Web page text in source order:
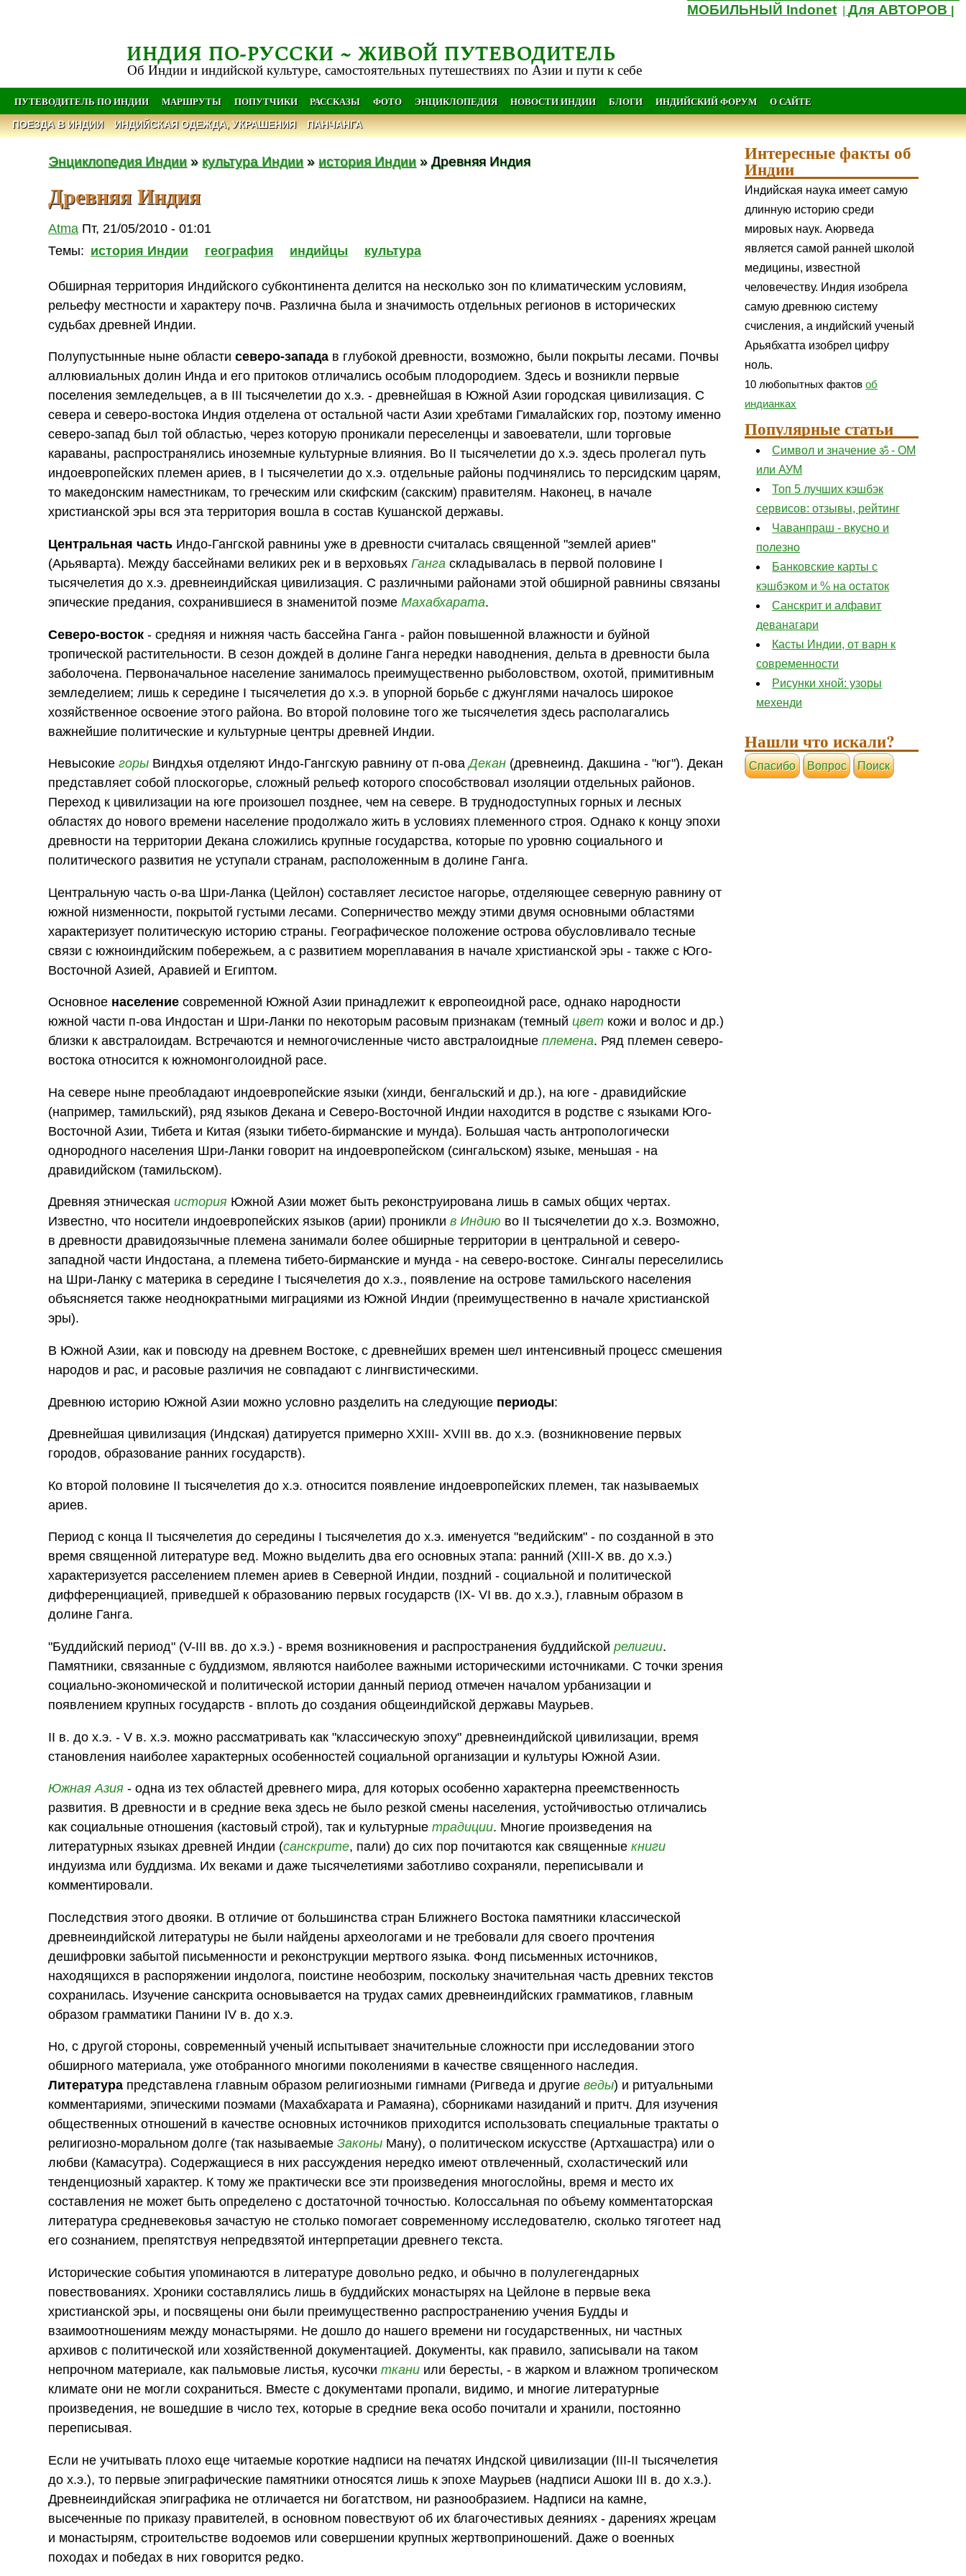
МОБИЛЬНЫЙ Indonet |Для АВТОРОВ
ИНДИЯ ПО-РУССКИ ~ ЖИВОЙ ПУТЕВОДИТЕЛЬ
Об Индии и индийской культуре, самостоятельных путешествиях по Азии и пути к себе
ПУТЕВОДИТЕЛЬ ПО ИНДИИ МАРШРУТЫ ПОПУТЧИКИ РАССКАЗЫ ФОТО ЭНЦИКЛОПЕДИЯ НОВОСТИ ИНДИИ БЛОГИ ИНДИЙСКИЙ ФОРУМ О САЙТЕ
ПОЕЗДА В ИНДИИ ИНДИЙСКАЯ ОДЕЖДА, УКРАШЕНИЯ ПАНЧАНГА
Энциклопедия Индии » культура Индии » история Индии » Древняя Индия
Древняя Индия
Atma Пт, 21/05/2010 - 01:01
Темы: история Индии география индийцы культура
Обширная территория Индийского субконтинента делится на несколько зон по климатическим условиям,
рельефу местности и характеру почв. Различна была и значимость отдельных регионов в исторических
судьбах древней Индии.
Полупустынные ныне областисеверо-запада в глубокой древности, возможно, были покрыты лесами. Почвы
аллювиальных долин Инда и его притоков отличались особым плодородием. Здесь и возникли первые
поселения земледельцев, а в III тысячелетии до х.э. - древнейшая в Южной Азии городская цивилизация. С
севера и северо-востока Индия отделена от остальной части Азии хребтами Гималайских гор, поэтому именно
северо-запад был той областью, через которую проникали переселенцы и завоеватели, шли торговые
караваны, распространялись иноземные культурные влияния. Во II тысячелетии до х.э. здесь пролегал путь
индоевропейских племен ариев, в I тысячелетии до х.э. отдельные районы подчинялись то персидским царям,
то македонским наместникам, то греческим или скифским (сакским) правителям. Наконец, в начале
христианской эры вся эта территория вошла в состав Кушанской державы.
Центральная часть Индо-Гангской равнины уже в древности считалась священной "землей ариев"
(Арьяварта). Между бассейнами великих рек и в верховьяхГанга складывалась в первой половине I
тысячелетия до х.э. древнеиндийская цивилизация. С различными районами этой обширной равнины связаны
эпические предания, сохранившиеся в знаменитой поэмеМахабхарата.
Северо-восток - средняя и нижняя часть бассейна Ганга - район повышенной влажности и буйной
тропической растительности. В сезон дождей в долине Ганга нередки наводнения, дельта в древности была
заболочена. Первоначальное население занималось преимущественно рыболовством, охотой, примитивным
земледелием; лишь к середине I тысячелетия до х.э. в упорной борьбе с джунглями началось широкое
хозяйственное освоение этого района. Во второй половине того же тысячелетия здесь располагались
важнейшие политические и культурные центры древней Индии.
Невысокиегоры Виндхья отделяют Индо-Гангскую равнину от п-оваДекан (древнеинд. Дакшина - "юг"). Декан
представляет собой плоскогорье, сложный рельеф которого способствовал изоляции отдельных районов.
Переход к цивилизации на юге произошел позднее, чем на севере. В труднодоступных горных и лесных
областях до нового времени население продолжало жить в условиях племенного строя. Однако к концу эпохи
древности на территории Декана сложились крупные государства, которые по уровню социального и
политического развития не уступали странам, расположенным в долине Ганга.
Центральную часть о-ва Шри-Ланка (Цейлон) составляет лесистое нагорье, отделяющее северную равнину от
южной низменности, покрытой густыми лесами. Соперничество между этими двумя основными областями
характеризует политическую историю страны. Географическое положение острова обусловливало тесные
связи с южноиндийским побережьем, а с развитием мореплавания в начале христианской эры - также с Юго-
Восточной Азией, Аравией и Египтом.
Основное населениесовременной Южной Азии принадлежит к европеоидной расе, однако народности
южной части п-ова Индостан и Шри-Ланки по некоторым расовым признакам (темныйцвет кожи и волос и др.)
близки к австралоидам. Встречаются и немногочисленные чисто австралоидныеплемена. Ряд племен северо-
востока относится к южномонголоидной расе.
На севере ныне преобладают индоевропейские языки (хинди, бенгальский и др.), на юге - дравидийские
(например, тамильский), ряд языков Декана и Северо-Восточной Индии находится в родстве с языками Юго-
Восточной Азии, Тибета и Китая (языки тибето-бирманские и мунда). Большая часть антропологически
однородного населения Шри-Ланки говорит на индоевропейском (сингальском) языке, меньшая - на
дравидийском (тамильском).
Древняя этническаяистория Южной Азии может быть реконструирована лишь в самых общих чертах.
Известно, что носители индоевропейских языков (арии) прониклив Индию во II тысячелетии до х.э. Возможно,
в древности дравидоязычные племена занимали более обширные территории в центральной и северо-
западной части Индостана, а племена тибето-бирманские и мунда - на северо-востоке. Сингалы переселились
на Шри-Ланку с материка в середине I тысячелетия до х.э., появление на острове тамильского населения
объясняется также неоднократными миграциями из Южной Индии (преимущественно в начале христианской
эры).
В Южной Азии, как и повсюду на древнем Востоке, с древнейших времен шел интенсивный процесс смешения
народов и рас, и расовые различия не совпадают с лингвистическими.
Древнюю историю Южной Азии можно условно разделить на следующие периоды:
Древнейшая цивилизация (Индская) датируется примерно XXIII- XVIII вв. до х.э. (возникновение первых
городов, образование ранних государств).
Ко второй половине II тысячелетия до х.э. относится появление индоевропейских племен, так называемых
ариев.
Период с конца II тысячелетия до середины I тысячелетия до х.э. именуется "ведийским" - по созданной в это
время священной литературе вед. Можно выделить два его основных этапа: ранний (XIII-Х вв. до х.э.)
характеризуется расселением племен ариев в Северной Индии, поздний - социальной и политической
дифференциацией, приведшей к образованию первых государств (IX- VI вв. до х.э.), главным образом в
долине Ганга.
"Буддийский период" (V-III вв. до х.э.) - время возникновения и распространения буддийскойрелигии.
Памятники, связанные с буддизмом, являются наиболее важными историческими источниками. С точки зрения
социально-экономической и политической истории данный период отмечен началом урбанизации и
появлением крупных государств - вплоть до создания общеиндийской державы Маурьев.
II в. до х.э. - V в. х.э. можно рассматривать как "классическую эпоху" древнеиндийской цивилизации, время
становления наиболее характерных особенностей социальной организации и культуры Южной Азии.
Южная Азия - одна из тех областей древнего мира, для которых особенно характерна преемственность
развития. В древности и в средние века здесь не было резкой смены населения, устойчивостью отличались
как социальные отношения (кастовый строй), так и культурныетрадиции. Многие произведения на
литературных языках древней Индии (санскрите, пали) до сих пор почитаются как священныекниги
индуизма или буддизма. Их веками и даже тысячелетиями заботливо сохраняли, переписывали и
комментировали.
Последствия этого двояки. В отличие от большинства стран Ближнего Востока памятники классической
древнеиндийской литературы не были найдены археологами и не требовали для своего прочтения
дешифровки забытой письменности и реконструкции мертвого языка. Фонд письменных источников,
находящихся в распоряжении индолога, поистине необозрим, поскольку значительная часть древних текстов
сохранилась. Изучение санскрита основывается на трудах самих древнеиндийских грамматиков, главным
образом грамматики Панини IV в. до х.э.
Но, с другой стороны, современный ученый испытывает значительные сложности при исследовании этого
обширного материала, уже отобранного многими поколениями в качестве священного наследия.
Литература представлена главным образом религиозными гимнами (Ригведа и другиеведы) и ритуальными
комментариями, эпическими поэмами (Махабхарата и Paмаяна), сборниками назиданий и притч. Для изучения
общественных отношений в качестве основных источников приходится использовать специальные трактаты о
религиозно-моральном долге (так называемыеЗаконы Ману), о политическом искусстве (Артхашастра) или о
любви (Камасутра). Содержащиеся в них рассуждения нередко имеют отвлеченный, схоластический или
тенденциозный характер. К тому же практически все эти произведения многослойны, время и место их
составления не может быть определено с достаточной точностью. Колоссальная по объему комментаторская
литература средневековья зачастую не столько помогает современному исследователю, сколько тяготеет над
его сознанием, препятствуя непредвзятой интерпретации древнего текста.
Исторические события упоминаются в литературе довольно редко, и обычно в полулегендарных
повествованиях. Хроники составлялись лишь в буддийских монастырях на Цейлоне в первые века
христианской эры, и посвящены они были преимущественно распространению учения Будды и
взаимоотношениям между монастырями. Не дошло до нашего времени ни государственных, ни частных
архивов с политической или хозяйственной документацией. Документы, как правило, записывали на таком
непрочном материале, как пальмовые листья, кусочкиткани или бересты, - в жарком и влажном тропическом
климате они не могли сохраниться. Вместе с документами пропали, видимо, и многие литературные
произведения, не вошедшие в число тех, которые в средние века особо почитали и хранили, постоянно
переписывая.
Если не учитывать плохо еще читаемые короткие надписи на печатях Индской цивилизации (III-II тысячелетия
до х.э.), то первые эпиграфические памятники относятся лишь к эпохе Маурьев (надписи Ашоки III в. до х.э.).
Древнеиндийская эпиграфика не отличается ни богатством, ни разнообразием. Надписи на камне,
высеченные по приказу правителей, в основном повествуют об их благочестивых деяниях - дарениях жрецам
и монастырям, строительстве водоемов или совершении крупных жертвоприношений. Даже о военных
походах и победах в них говорится редко.
Интересные факты об
Индии
Индийская наука имеет самую
длинную историю среди
мировых наук. Аюрведа
является самой ранней школой
медицины, известной
человечеству. Индия изобрела
самую древнюю систему
счисления, а индийский ученый
Арьябхатта изобрел цифру
ноль.
10 любопытных фактовоб
индианках
Популярные статьи
Символ и значение ॐ - ОМ
или АУМ
Топ 5 лучших кэшбэк
сервисов: отзывы, рейтинг
Чаванпраш - вкусно и
полезно
Банковские карты с
кэшбэком и % на остаток
Санскрит и алфавит
деванагари
Касты Индии, от варн к
современности
Рисунки хной: узоры
мехенди
Нашли что искали?
Cпасибо Вопрос Поиск